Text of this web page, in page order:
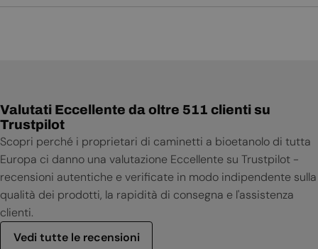
Valutati Eccellente da oltre 511 clienti su
Trustpilot
Scopri perché i proprietari di caminetti a bioetanolo di tutta
Europa ci danno una valutazione Eccellente su Trustpilot -
recensioni autentiche e verificate in modo indipendente sulla
qualità dei prodotti, la rapidità di consegna e l'assistenza
clienti.
Vedi tutte le recensioni